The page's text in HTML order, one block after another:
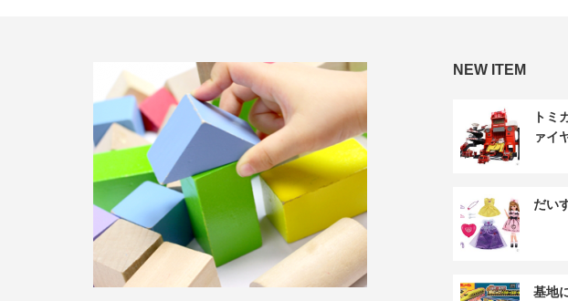
NEW ITEM
トミ
ァイ
だい
基地